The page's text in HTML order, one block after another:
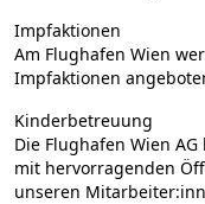
Impfaktionen
Am Flughafen Wien
Impfaktionen
Kinderbetreuung
Die Flughafen Wien
mit hervorragenden
unseren